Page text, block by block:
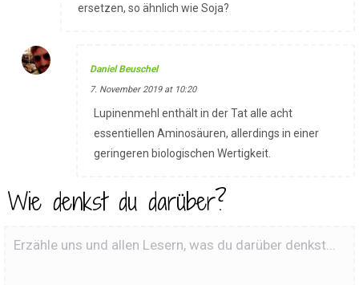
ersetzen, so ähnlich wie Soja?
Daniel Beuschel
7. November 2019 at 10:20
Lupinenmehl enthält in der Tat alle acht
essentiellen Aminosäuren, allerdings in einer
geringeren biologischen Wertigkeit.
Wie denkst du darüber?